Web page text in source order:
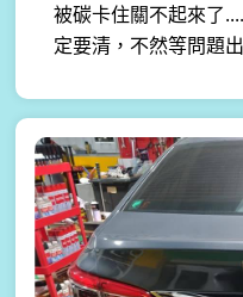
被碳卡住關不起來了
定要清，不然等問題